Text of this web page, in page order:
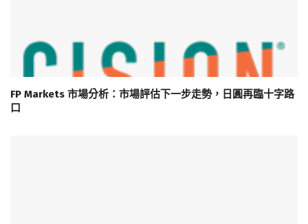
FP Markets 市場分析：市場評估下一步走勢，日圓再臨十字路
口